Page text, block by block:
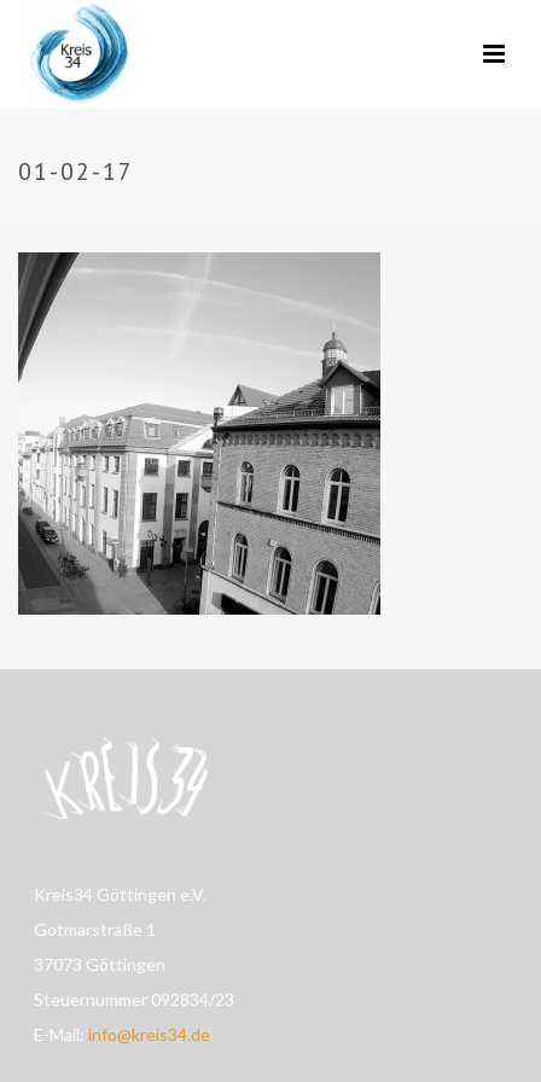
01-02-17
Kreis34 Göttingen e.V.
Gotmarstraße 1
37073 Göttingen
Steuernummer 092834/23
E-Mail:info@kreis34.de